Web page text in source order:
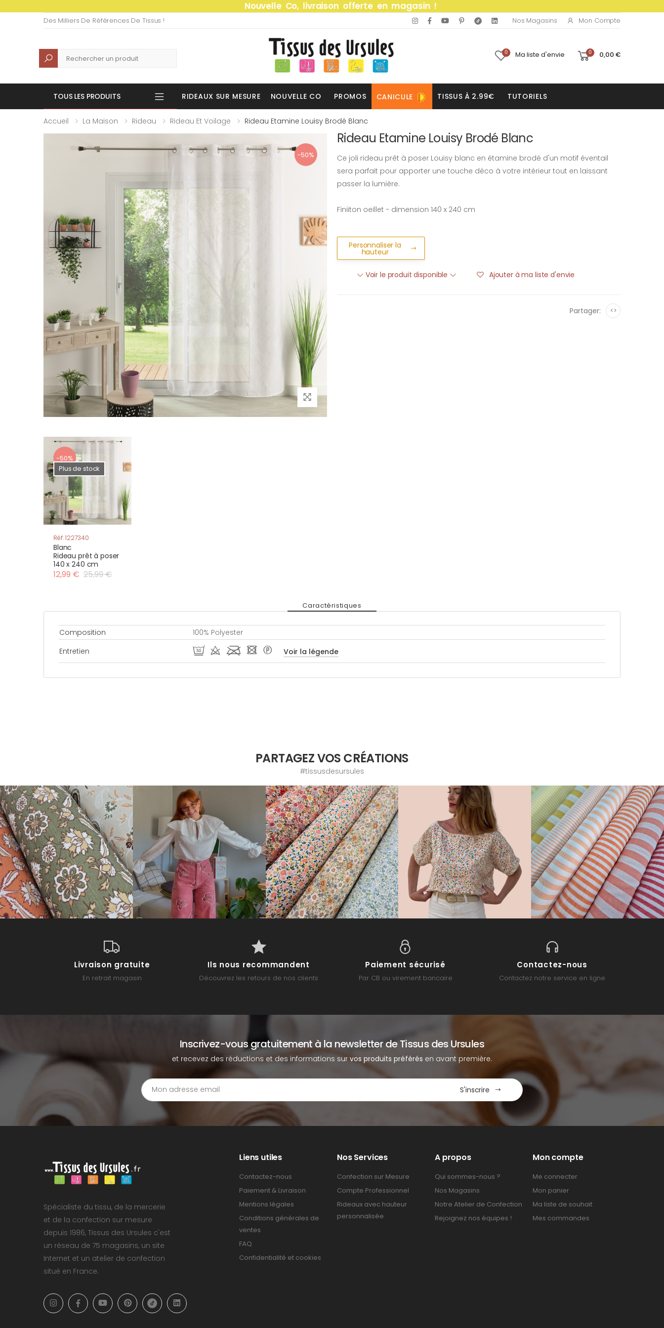
Nouvelle Co, livraison offerte en magasin !
Des Milliers De Références De Tissus ! Nos Magasins Mon Compte
Recherche 0 Ma liste d'envie 0 0,00 €
TOUS LES PRODUITS RIDEAUX SUR MESURE NOUVELLE CO PROMOS CANICULE TISSUS À 2.99€ TUTORIELS
Accueil La Maison Rideau Rideau Et Voilage Rideau Etamine Louisy Brodé Blanc
-50%
Rideau Etamine Louisy Brodé Blanc
Ce joli rideau prêt à poser Louisy blanc en étamine brodé d'un motif éventail
sera parfait pour apporter une touche déco à votre intérieur tout en laissant
passer la lumière.
Finiiton oeillet - dimension 140 x 240 cm
Personnaliser la
hauteur
Voir le produit disponible Ajouter à ma liste d'envie
Partager: <>
-50%
Plus de stock
Réf: 1227340
Blanc
Rideau prêt à poser
140 x 240 cm
12,99 € 25,99 €
Caractéristiques
Composition
100% Polyester
Entretien
R d l - * Voir la légende
PARTAGEZ VOS CRÉATIONS
#tissusdesursules
Livraison gratuite
En retrait magasin
Ils nous recommandent
Découvrez les retours de nos clients
Paiement sécurisé
Par CB ou virement bancaire
Contactez-nous
Contactez notre service en ligne
Inscrivez-vous gratuitement à la newsletter de Tissus des Ursules
et recevez des réductions et des informations survos produits préférés en avant première.
S'inscrire
Spécialiste du tissu, de la mercerie
et de la confection sur mesure
depuis 1986, Tissus des Ursules c'est
un réseau de 75 magasins, un site
Internet et un atelier de confection
situé en France.
Liens utiles
Contactez-nous
Paiement & Livraison
Mentions légales
Conditions générales de
ventes
FAQ
Confidentialité et cookies
Nos Services
Confection sur Mesure
Compte Professionnel
Rideaux avec hauteur
personnalisée
A propos
Qui sommes-nous ?
Nos Magasins
Notre Atelier de Confection
Rejoignez nos équipes !
Mon compte
Me connecter
Mon panier
Ma liste de souhait
Mes commandes